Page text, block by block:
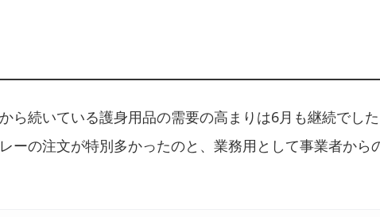
ら続いている護身用品の需要の高まりは6月も継続でし
ーの注文が特別多かったのと、業務用として事業者から